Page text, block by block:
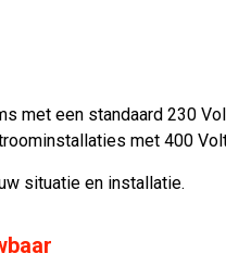
compact solarium voor
met een standaard 230
met 400
situatie en installatie.